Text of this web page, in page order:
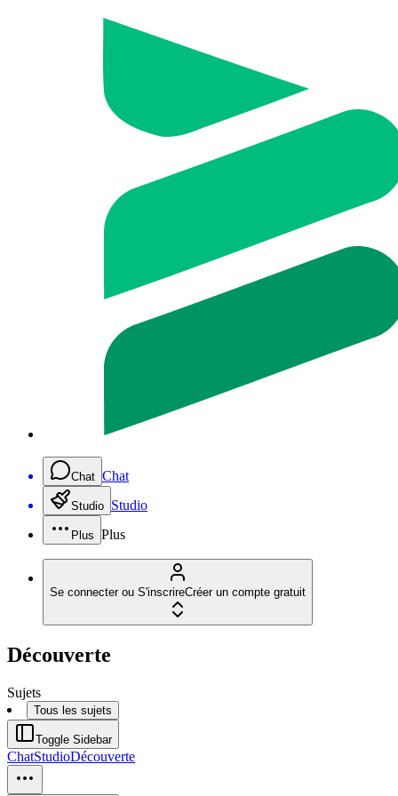
Chat Chat
Studio Studio
Plus Plus
Se connecter ou S'inscrireCréer un compte gratuit
Découverte
Sujets
Tous les sujets
Toggle Sidebar
ChatStudioDécouverte